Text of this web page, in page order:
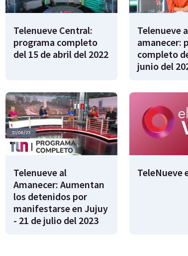
Telenueve Central:
programa completo
del 15 de abril del 2022
Telenueve
amanecer:
completo
junio del
Telenueve al
Amanecer: Aumentan
los detenidos por
manifestarse en Jujuy
- 21 de julio del 2023
TeleNueve